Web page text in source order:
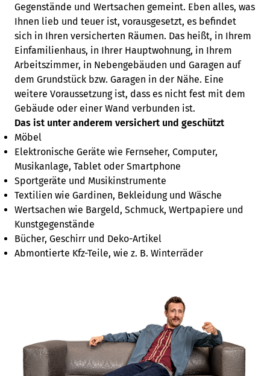
Gegenstände und Wertsachen gemeint. Eben alles, was
Ihnen lieb und teuer ist, vorausgesetzt, es befindet
sich in Ihren versicherten Räumen. Das heißt, in Ihrem
Einfamilienhaus, in Ihrer Hauptwohnung, in Ihrem
Arbeitszimmer, in Nebengebäuden und Garagen auf
dem Grundstück bzw. Garagen in der Nähe. Eine
weitere Voraussetzung ist, dass es nicht fest mit dem
Gebäude oder einer Wand verbunden ist.
Das ist unter anderem versichert und geschützt
Möbel
Elektronische Geräte wie Fernseher, Computer,
Musikanlage, Tablet oder Smartphone
Sportgeräte und Musikinstrumente
Textilien wie Gardinen, Bekleidung und Wäsche
Wertsachen wie Bargeld, Schmuck, Wertpapiere und
Kunstgegenstände
Bücher, Geschirr und Deko-Artikel
Abmontierte Kfz-Teile, wie z. B. Winterräder